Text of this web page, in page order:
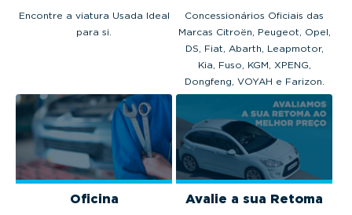
Encontre a viatura Usada Ideal
para si.
Concessionários Oficiais das
Marcas Citroën, Peugeot, Opel,
DS, Fiat, Abarth, Leapmotor,
Kia, Fuso, KGM, XPENG,
Dongfeng, VOYAH e Farizon.
Oficina Avalie a sua Retoma